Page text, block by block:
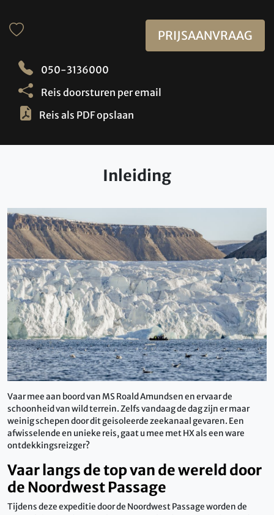
PRIJSAANVRAAG
050-3136000
Reis doorsturen per email
Reis als PDF opslaan
Inleiding
Vaar mee aan boord van MS Roald Amundsen en ervaar de
schoonheid van wild terrein. Zelfs vandaag de dag zijn er maar
weinig schepen door dit geisoleerde zeekanaal gevaren. Een
afwisselende en unieke reis, gaat u mee met HX als een ware
ontdekkingsreizger?
Vaar langs de top van de wereld door
de Noordwest Passage
Tijdens deze expeditie door de Noordwest Passage worden de